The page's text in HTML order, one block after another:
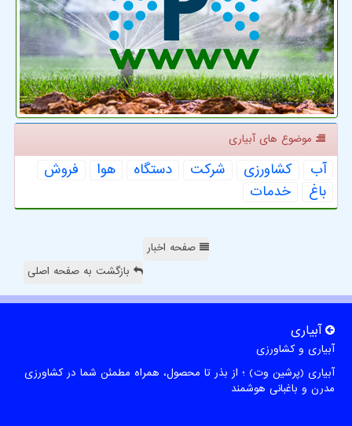
موضوع های آبیاری
آب كشاورزی شركت دستگاه هوا
فروش
باغ
خدمات
صفحه اخبار
بازگشت به صفحه اصلی
آبیاری
آبیاری و کشاورزی
آبیاری (پرشین وت) ؛ از بذر تا محصول، همراه مطمئن شما در کشاورزی
مدرن و باغبانی هوشمند